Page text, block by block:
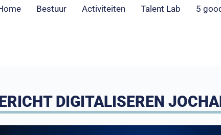
Bestuur Activiteiten Talent Lab 5
DIGITALISEREN